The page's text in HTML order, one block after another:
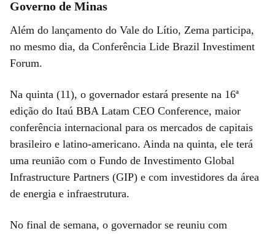
Governo de Minas
Além do lançamento do Vale do Lítio, Zema participa,
no mesmo dia, da Conferência Lide Brazil Investiment
Forum.
Na quinta (11), o governador estará presente na 16ª
edição do Itaú BBA Latam CEO Conference, maior
conferência internacional para os mercados de capitais
brasileiro e latino-americano. Ainda na quinta, ele terá
uma reunião com o Fundo de Investimento Global
Infrastructure Partners (GIP) e com investidores da área
de energia e infraestrutura.
No final de semana, o governador se reuniu com